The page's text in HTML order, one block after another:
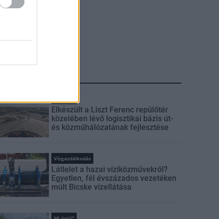
Elkészült a Liszt Ferenc repülőtér
közelében lévő logisztikai bázis út-
és közműhálózatának fejlesztése
Vízgazdálkodás
Látlelet a hazai víziközművekről?
Egyetlen, fél évszázados vezetéken
múlt Bicske vízellátása